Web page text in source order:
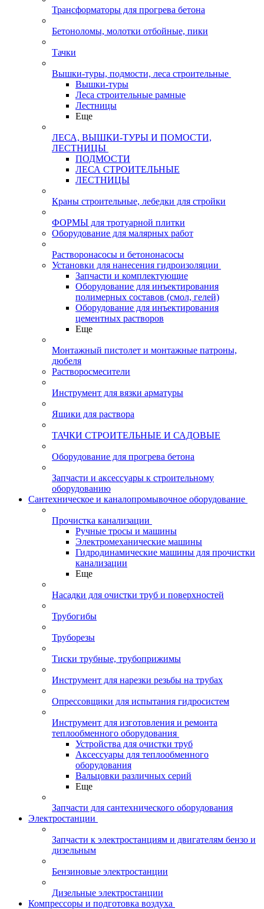
Трансформаторы для прогрева бетона
Бетоноломы, молотки отбойные, пики
Тачки
Вышки-туры, подмости, леса строительные
Вышки-туры
Леса строительные рамные
Лестницы
Еще
ЛЕСА, ВЫШКИ-ТУРЫ И ПОМОСТИ,
ЛЕСТНИЦЫ
ПОДМОСТИ
ЛЕСА СТРОИТЕЛЬНЫЕ
ЛЕСТНИЦЫ
Краны строительные, лебедки для стройки
ФОРМЫ для тротуарной плитки
Оборудование для малярных работ
Растворонасосы и бетононасосы
Установки для нанесения гидроизоляции
Запчасти и комплектующие
Оборудование для инъектирования
полимерных составов (смол, гелей)
Оборудование для инъектирования
цементных растворов
Еще
Монтажный пистолет и монтажные патроны,
дюбеля
Растворосмесители
Инструмент для вязки арматуры
Ящики для раствора
ТАЧКИ СТРОИТЕЛЬНЫЕ И САДОВЫЕ
Оборудование для прогрева бетона
Запчасти и аксессуары к строительному
оборудованию
Сантехническое и каналопромывочное оборудование
Прочистка канализации
Ручные тросы и машины
Электромеханические машины
Гидродинамические машины для прочистки
канализации
Еще
Насадки для очистки труб и поверхностей
Трубогибы
Труборезы
Тиски трубные, трубоприжимы
Инструмент для нарезки резьбы на трубах
Опрессовщики для испытания гидросистем
Инструмент для изготовления и ремонта
теплообменного оборудования
Устройства для очистки труб
Аксессуары для теплообменного
оборудования
Вальцовки различных серий
Еще
Запчасти для сантехнического оборудования
Электростанции
Запчасти к электростанциям и двигателям бензо и
дизельным
Бензиновые электростанции
Дизельные электростанции
Компрессоры и подготовка воздуха